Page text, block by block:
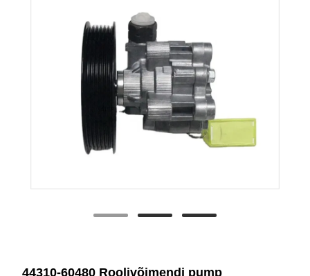
44310-60480 Roolivõimendi pump